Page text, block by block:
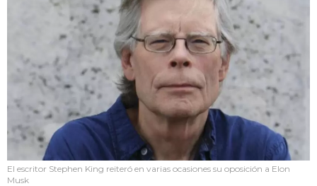
El escritor Stephen King reiteró en varias ocasiones su oposición a Elon
Musk